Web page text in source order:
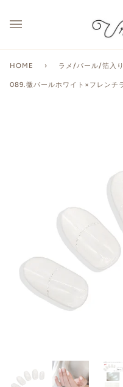
HOME › ラメ/パール/箔入り
089.微パールホワイト×フレンチ